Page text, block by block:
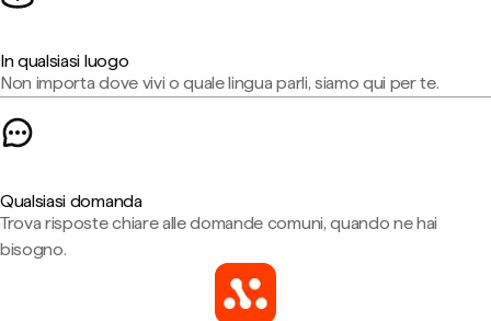
In qualsiasi luogo
Non importa dove vivi o quale lingua parli, siamo qui per te.
Qualsiasi domanda
Trova risposte chiare alle domande comuni, quando ne hai
bisogno.